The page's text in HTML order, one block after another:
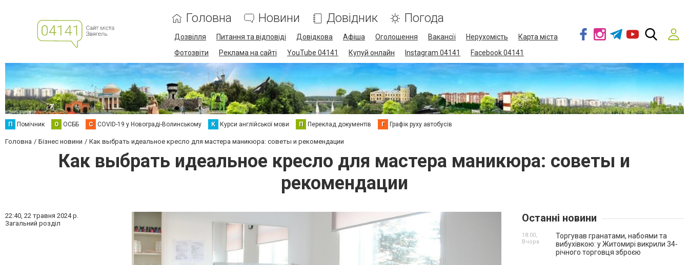
Головна Новини Довідник Погода
Дозвілля Питання та відповіді Довідкова Афіша Оголошення Вакансії Нерухомість
Карта міста
Фотозвіти
Реклама на сайті YouTube 04141 Купуй онлайн Instagram 04141 Facebook 04141
П Помічник О ОСББ C COVID-19 у Новограді-Волинському К Курси англійської мови П Переклад документів Г Графік руху автобусів
Головна Бізнес новини Как выбрать идеальное кресло для мастера маникюра: советы и рекомендации
Как выбрать идеальное кресло для мастера маникюра: советы и
рекомендации
22:40, 22 травня 2024 р.
Загальний розділ
Останні новини
Торгував гранатами, набоями та
вибухівкою: у Житомирі викрили 34-
річного торговця зброєю
18:00,
Вчора